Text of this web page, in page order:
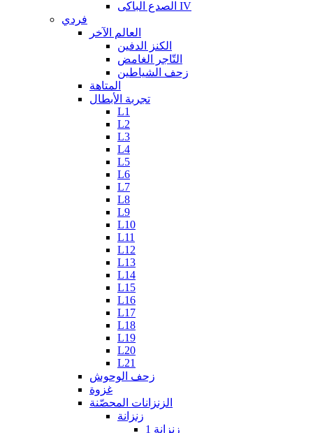
الصدع الباكى IV
فردي
العالم الآخر
الكنز الدفين
التّاجر الغامض
زحف الشياطين
المتاهة
تجربة الأبطال
L1
L2
L3
L4
L5
L6
L7
L8
L9
L10
L11
L12
L13
L14
L15
L16
L17
L18
L19
L20
L21
زحف الوحوش
غزوة
الزنزانات المحصّنة
زنزانة
زنزانة 1